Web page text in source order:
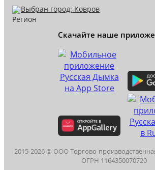
Выбран город: Ковров
Скачайте наше
2015-2026© ООО Торгово-
ОГРН 1164350070720